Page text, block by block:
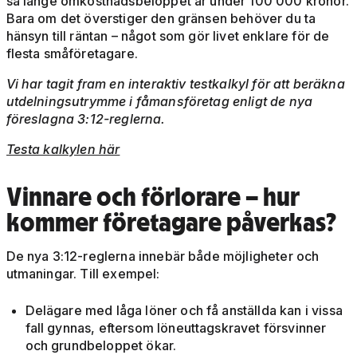
Bara om det överstiger den gränsen behöver du ta
hänsyn till räntan – något som gör livet enklare för de
flesta småföretagare.
Vi har tagit fram en interaktiv testkalkyl för att beräkna
utdelningsutrymme i fåmansföretag enligt de nya
föreslagna 3:12-reglerna.
Testa kalkylen här
Vinnare och förlorare – hur
kommer företagare påverkas?
De nya 3:12-reglerna innebär både möjligheter och
utmaningar. Till exempel:
Delägare med låga löner och få anställda kan i vissa
fall gynnas, eftersom löneuttagskravet försvinner
och grundbeloppet ökar.